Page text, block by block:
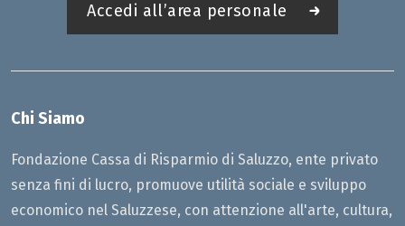
Accedi all’area personale
Chi Siamo
Fondazione Cassa di Risparmio di Saluzzo, ente privato
senza fini di lucro, promuove utilità sociale e sviluppo
economico nel Saluzzese, con attenzione all'arte, cultura,